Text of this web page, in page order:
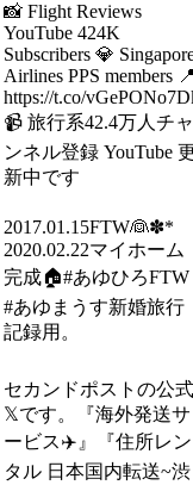
📸 Flight Reviews
YouTube 424K
Subscribers 💎
Airlines PPS members
https://t.co/
📹 旅行系42.4万人チャ
ンネル登録 YouTube
新中です
2017.01.15FTW👰✽*
2020.02.22マイホーム
完成🏠#あゆひろFTW
#あゆまうす新婚旅行
記録用。
セカンドポストの公式
𝕏です。『海外発送サ
ービス✈️』『住所レン
タル 日本国内転送~渋